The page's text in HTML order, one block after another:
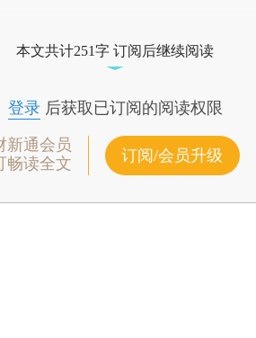
本文共计251字 订阅后继续阅读
登录后获取已订阅的阅读权限
新通会员
畅读全文
订阅/会员升级